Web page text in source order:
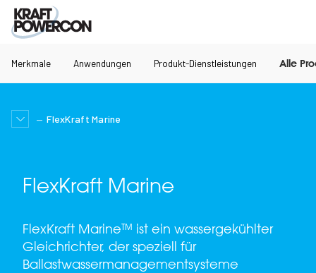
Merkmale Anwendungen Produkt-Dienstleistungen Alle
FlexKraft Marine
FlexKraft Marine
FlexKraft Marine™ ist ein wassergekühlter
Gleichrichter, der speziell für
Ballastwassermanagementsysteme